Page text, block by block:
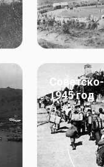
1945 год
50фото